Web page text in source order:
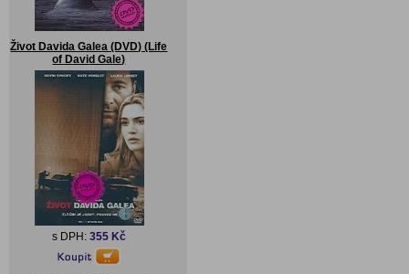
Život Davida Galea (DVD) (Life
of David Gale)
s DPH: 355 Kč